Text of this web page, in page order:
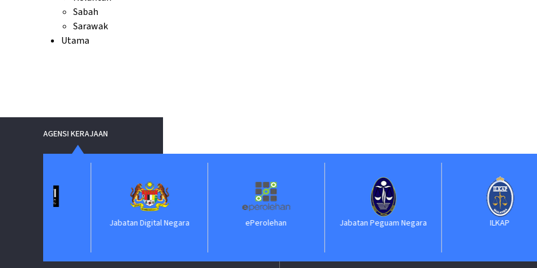
Sabah
Sarawak
Utama
AGENSI KERAJAAN
Jabatan Digital Negara ePerolehan Jabatan Peguam Negara